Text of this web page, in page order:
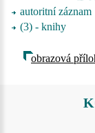
autoritní záznam
(3) - knihy
obrazová